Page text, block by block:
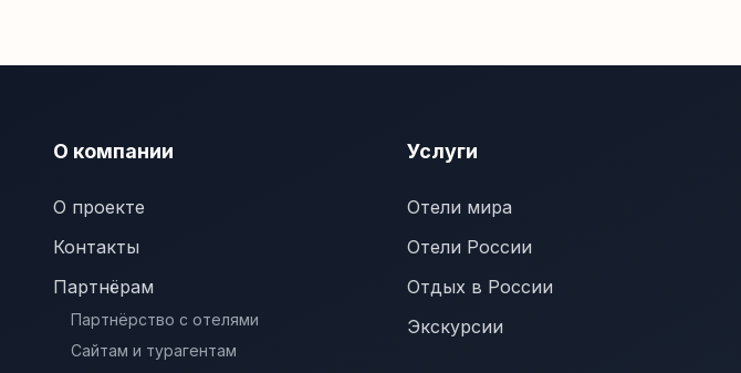
О компании
О проекте
Контакты
Партнёрам
Партнёрство с отелями
Сайтам и турагентам
Услуги
Отели мира
Отели России
Отдых в России
Экскурсии